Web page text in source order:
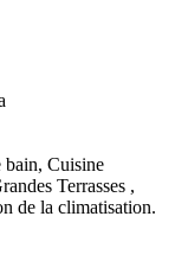
bain, Cuisine
Terrasses ,
de la climatisation.